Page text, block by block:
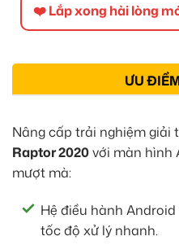
❤️ Lắp xong hài lòng
ƯU
Nâng cấp trải nghiệm giải
Raptor 2020với màn hình
mượt mà:
Hệ điều hành Android
tốc độ xử lý nhanh.